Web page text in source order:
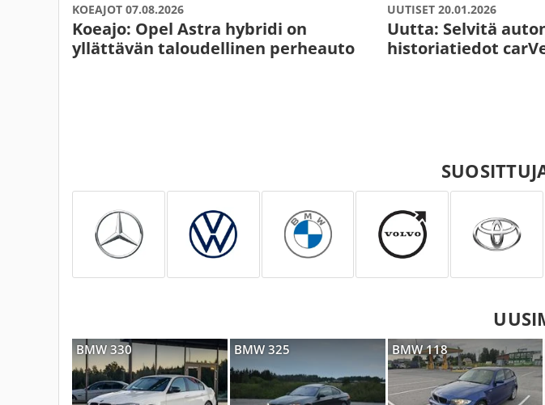
KOEAJOT 07.08.2026
Koeajo: Opel Astra hybridi on
yllättävän taloudellinen perheauto
UUTISET 20.01.2026
Uutta: Selvitä
historiatiedot
BMW 330 BMW 325 BMW 118